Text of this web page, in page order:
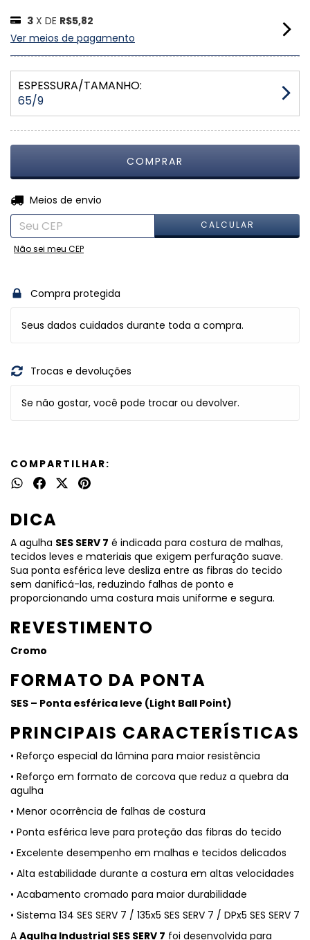
3 X DE R$5,82
Ver meios de pagamento
ESPESSURA/TAMANHO:
65/9
Entregas para o CEP:
Meios de envio
CALCULAR
Não sei meu CEP
Compra protegida
Seus dados cuidados durante toda a compra.
Trocas e devoluções
Se não gostar, você pode trocar ou devolver.
COMPARTILHAR:
DICA
A agulha SES SERV 7 é indicada para costura de malhas,
tecidos leves e materiais que exigem perfuração suave.
Sua ponta esférica leve desliza entre as fibras do tecido
sem danificá-las, reduzindo falhas de ponto e
proporcionando uma costura mais uniforme e segura.
REVESTIMENTO
Cromo
FORMATO DA PONTA
SES – Ponta esférica leve (Light Ball Point)
PRINCIPAIS CARACTERÍSTICAS
• Reforço especial da lâmina para maior resistência
• Reforço em formato de corcova que reduz a quebra da
agulha
• Menor ocorrência de falhas de costura
• Ponta esférica leve para proteção das fibras do tecido
• Excelente desempenho em malhas e tecidos delicados
• Alta estabilidade durante a costura em altas velocidades
• Acabamento cromado para maior durabilidade
• Sistema 134 SES SERV 7 / 135x5 SES SERV 7 / DPx5 SES SERV 7
A Agulha Industrial SES SERV 7 foi desenvolvida para